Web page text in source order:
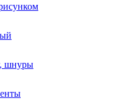
шнуры